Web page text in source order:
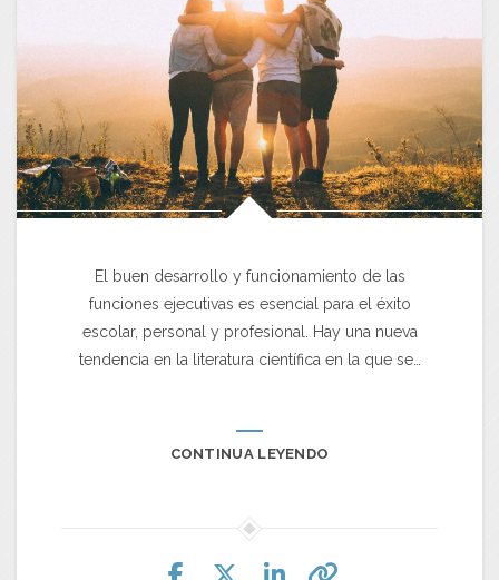
El buen desarrollo y funcionamiento de las
funciones ejecutivas es esencial para el éxito
escolar, personal y profesional. Hay una nueva
tendencia en la literatura científica en la que se…
CONTINUA LEYENDO